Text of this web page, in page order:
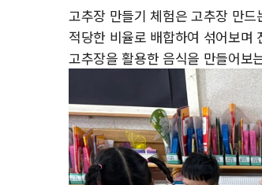
고추장 만들기 체험은 고추장 만
적당한 비율로 배합하여 섞어보며
고추장을 활용한 음식을 만들어보